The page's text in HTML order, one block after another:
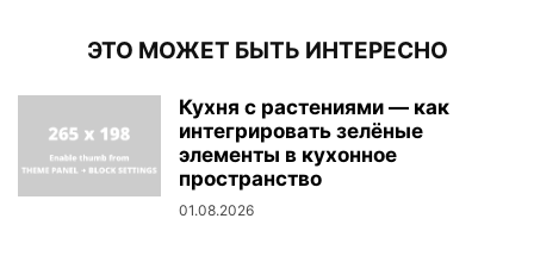
ЭТО МОЖЕТ БЫТЬ ИНТЕРЕСНО
Кухня с растениями — как
интегрировать зелёные
элементы в кухонное
пространство
01.08.2026